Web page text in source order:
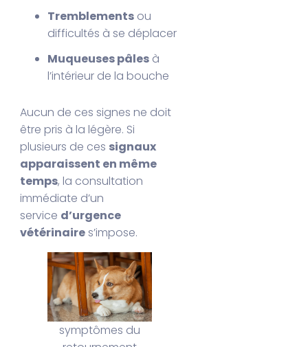
Tremblements ou
difficultés à se déplacer
Muqueuses pâles à
l’intérieur de la bouche
Aucun de ces signes ne doit
être pris à la légère. Si
plusieurs de ces signaux
apparaissent en même
temps, la consultation
immédiate d’un
service d’urgence
vétérinaires’impose.
symptômes du